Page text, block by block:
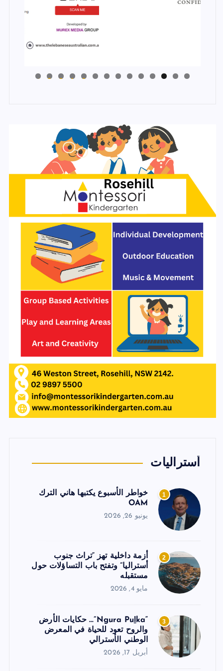
0
1
2
3
4
أستراليات
1
خواطر الأسبوع يكتبها هاني الترك
OAM
يونيو 26, 2026
2
أزمة داخلية تهز “تراث جنوب
أستراليا” وتفتح باب التساؤلات حول
مستقبله
مايو 4, 2026
3
“Ngura Puḻka”… حكايات الأرض
والروح تعود للحياة في المعرض
الوطني الأسترالي
أبريل 17, 2026